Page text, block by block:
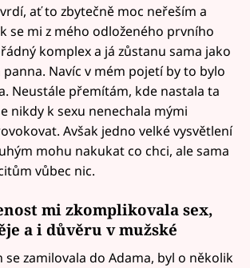
ať to zbytečně moc neřeším a
se mi z mého odloženého prvního
komplex a já zůstanu sama jako
Navíc v mém pojetí by to bylo
Neustále přemítám, kde nastala ta
nikdy k sexu nenechala mými
Avšak jedno velké vysvětlení
mohu nakukat co chci, ale sama
vůbec nic.
mi zkomplikovala sex,
a i důvěru v mužské
se zamilovala do Adama, byl o několik